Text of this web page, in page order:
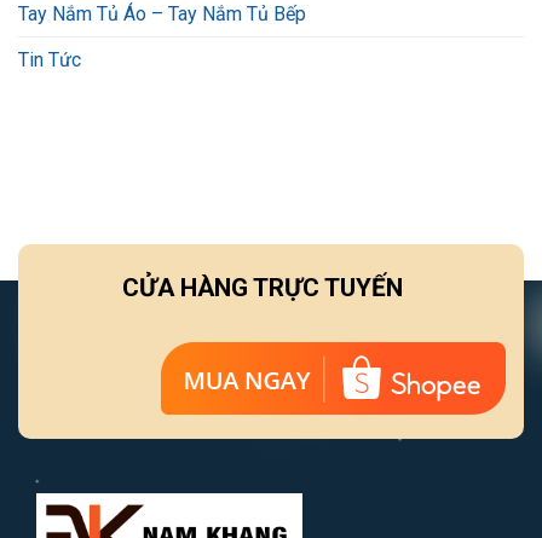
Tay Nắm Tủ Áo – Tay Nắm Tủ Bếp
Tin Tức
CỬA HÀNG TRỰC TUYẾN